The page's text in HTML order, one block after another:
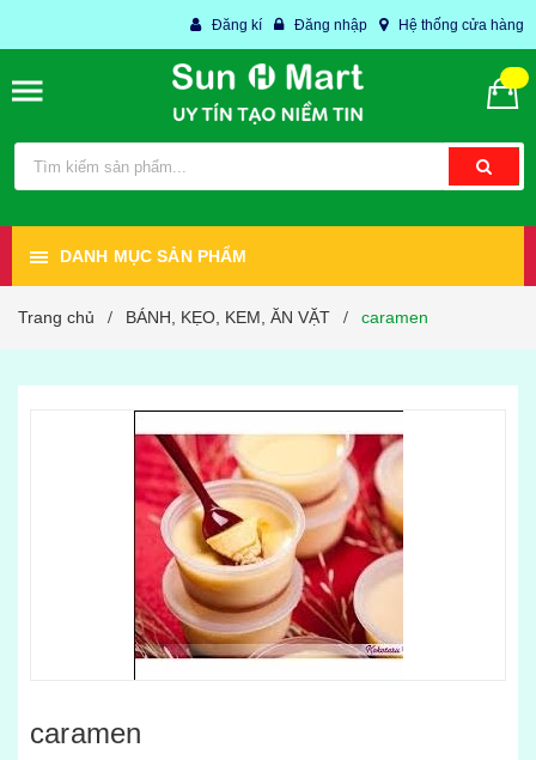
Đăng kí Đăng nhập Hệ thống cửa hàng
DANH MỤC SẢN PHẨM
Trang chủ / BÁNH, KẸO, KEM, ĂN VẶT / caramen
caramen